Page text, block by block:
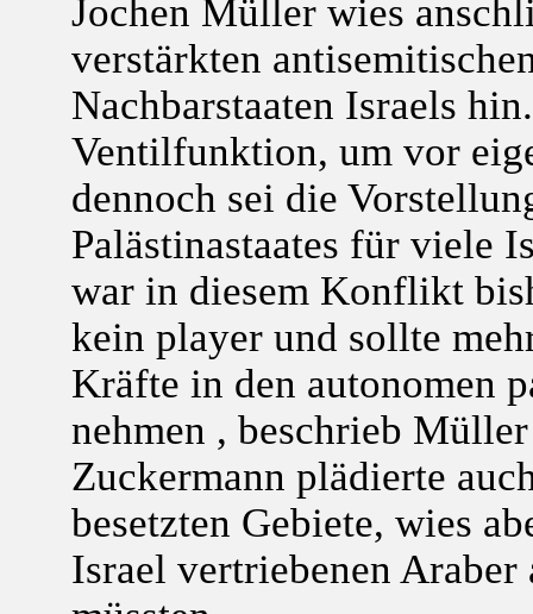
Jochen Müller wies
verstärkten
Nachbarstaaten Israels
Ventilfunktion, um vor
dennoch sei die
Palästinastaates für viele
war in diesem Konflikt
kein player und sollte
Kräfte in den autonomen
nehmen , beschrieb
Zuckermann plädierte
besetzten Gebiete, wies
Israel vertriebenen